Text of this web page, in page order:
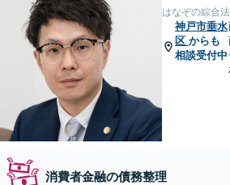
はなぞの綜合
神戸市垂水
区 からも
相談受付中
消費者金融の債務整理